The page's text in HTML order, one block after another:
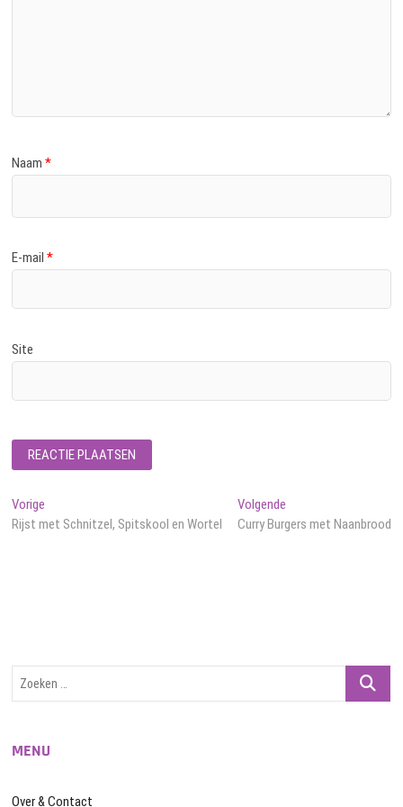
Naam*
E-mail*
Site
Bericht
navigatie
Vorige
bericht:
Rijst met Schnitzel, Spitskool en Wortel
VolgendeVolgend
bericht:
Curry Burgers met Naanbrood
Zoeken
MENU
Over & Contact